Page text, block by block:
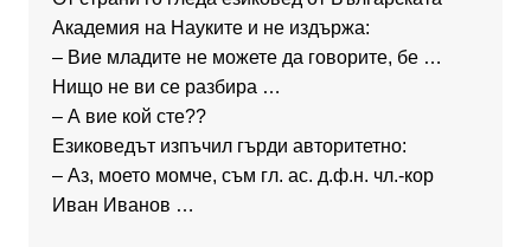
Академия на Науките и не издържа:
– Вие младите не можете да говорите, бе …
Нищо не ви се разбира …
– А вие кой сте??
Езиковедът изпъчил гърди авторитетно:
– Аз, моето момче, съм гл. ас. д.ф.н. чл.-кор
Иван Иванов …